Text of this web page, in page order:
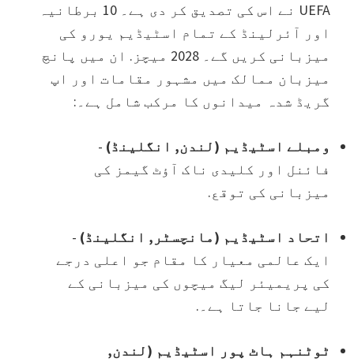
UEFA نے اس کی تصدیق کر دی ہے۔ 10 برطانیہ
اور آئرلینڈ کے تمام اسٹیڈیم یورو کی
میزبانی کریں گے۔ 2028 میچز. ان میں پانچ
میزبان ممالک میں مشہور مقامات اور اپ
گریڈ شدہ میدانوں کا مرکب شامل ہے۔:
ومبلے اسٹیڈیم (لندن, انگلینڈ) -
فائنل اور کلیدی ناک آؤٹ گیمز کی
میزبانی کی توقع.
اتحاد اسٹیڈیم (مانچسٹر, انگلینڈ) -
ایک عالمی معیار کا مقام جو اعلی درجے
کی پریمیئر لیگ میچوں کی میزبانی کے
لیے جانا جاتا ہے۔.
ٹوٹنہم ہاٹ پور اسٹیڈیم (لندن,